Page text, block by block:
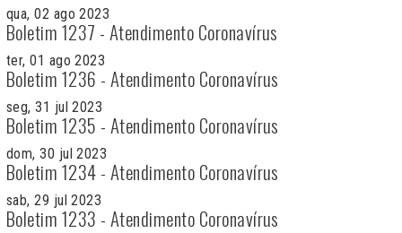
qua, 02 ago 2023
Boletim 1237 - Atendimento Coronavírus
ter, 01 ago 2023
Boletim 1236 - Atendimento Coronavírus
seg, 31 jul 2023
Boletim 1235 - Atendimento Coronavírus
dom, 30 jul 2023
Boletim 1234 - Atendimento Coronavírus
sab, 29 jul 2023
Boletim 1233 - Atendimento Coronavírus